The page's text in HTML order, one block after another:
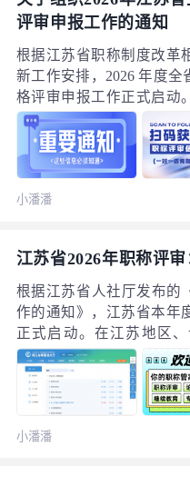
评审申报工作的通知
根据江苏省职称制度改革
新工作安排，2026 年度
格评审申报工作正式启动
环境监测、环境工程治理
维、环境管理、环保技术
检测等岗位的专业技术人
的官方权威认定，也是岗
护、环保项目招投标、人
环境厅官方通知，围绕申
续教育学时、业绩论文要
全面梳理解读，提醒符合
备申报资料，在系统开放
下材料报送，避免错过本
报规则、评审要求最终以
为准江苏省生态环境厅。
小潘潘
江苏省2026年职称评
根据江苏省人社厅发布的
作的通知》，江苏省本年
正式启动。在江苏地区
们，可以着手准备了！工
员 → 助理工程师 → 工程
（副高） → 正高级工程师
逾期不候，一年一次2026
展开，各地、各评委会的
小潘潘